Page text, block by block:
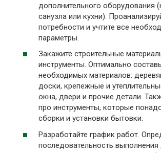
дополнительного оборудования
санузла или кухни).
потребности и учтите все
параметры.
Закажите строительные
инструменты. Оптимально
необходимых материалов:
доски, крепежные и
окна, двери и прочие детали.
про инструменты, которые
сборки и установки бытовки.
Разработайте график работ.
последовательность выполнения